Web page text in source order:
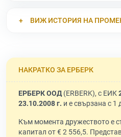
ВИЖ ИСТОРИЯ НА
НАКРАТКО ЗА ЕРБЕРК
ЕРБЕРК ООД(ERBERK), с ЕИК
23.10.2008 г. и е свързана с 1
Към момента дружеството е
капитал от € 2 556,5.